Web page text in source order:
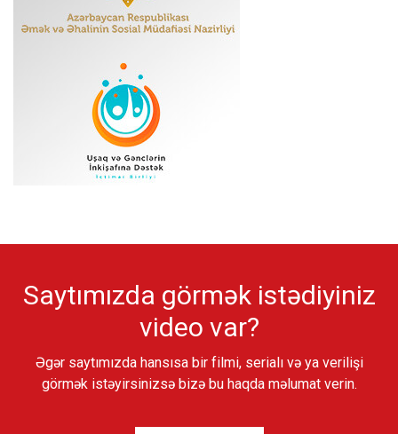
Saytımızda görmək istədiyiniz
video var?
Əgər saytımızda hansısa bir filmi, serialı və ya verilişi
görmək istəyirsinizsə bizə bu haqda məlumat verin.